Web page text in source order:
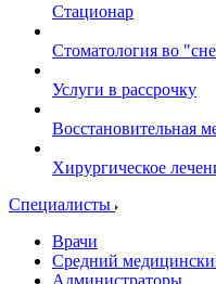
Стационар
Стоматология во
Услуги в рассрочку
Восстановительная
Хирургическое
Специалисты
Врачи
Средний
Администраторы